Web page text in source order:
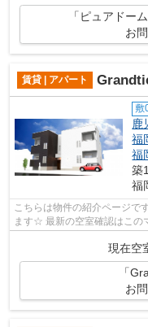
「ピュアドー
お
賃貸 | アパート
敷
鹿
福
福
築
福
こちらは物件の紹介ページで
ます☆ 最新の空室確認はこの
す！迅速に対応致します！！
現在空
「
お